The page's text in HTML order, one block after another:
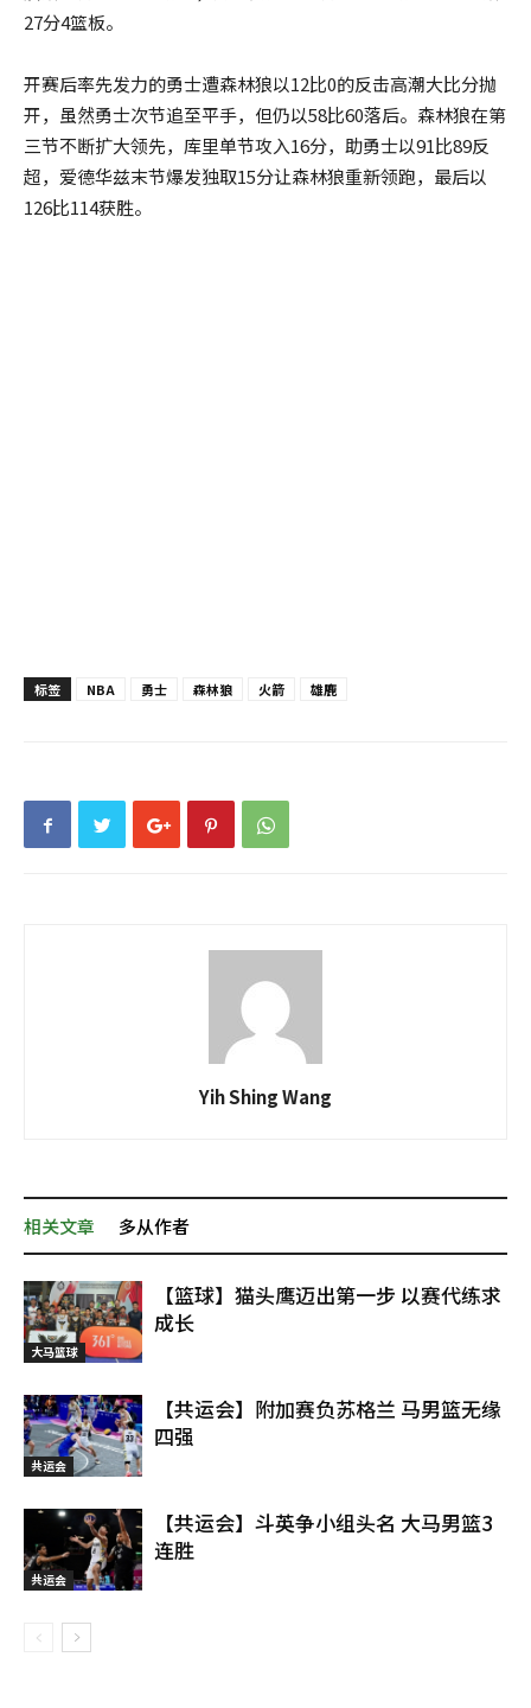
27分4篮板。
开赛后率先发力的勇士遭森林狼以12比0的反击高潮大比分抛
开，虽然勇士次节追至平手，但仍以58比60落后。森林狼在第
三节不断扩大领先，库里单节攻入16分，助勇士以91比89反
超，爱德华兹末节爆发独取15分让森林狼重新领跑，最后以
126比114获胜。
标签 NBA 勇士 森林狼 火箭 雄鹿
Yih Shing Wang
相关文章 多从作者
大马篮球
【篮球】猫头鹰迈出第一步 以赛代练求
成长
共运会
【共运会】附加赛负苏格兰 马男篮无缘
四强
共运会
【共运会】斗英争小组头名 大马男篮3
连胜